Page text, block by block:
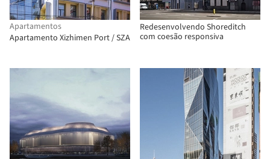
Apartamentos
Apartamento Xizhimen Port / SZA
Redesenvolvendo Shoreditch
com coesão responsiva